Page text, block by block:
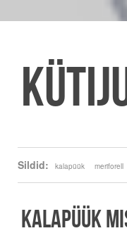
Sildid: kalapüük meriforell
KALAPÜÜK